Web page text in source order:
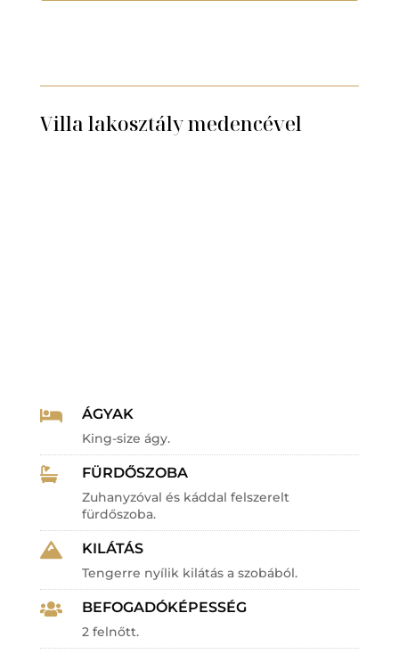
Villa lakosztály medencével
 ÁGYAK
King-size ágy.
 FÜRDŐSZOBA
Zuhanyzóval és káddal felszerelt
fürdőszoba.
 KILÁTÁS
Tengerre nyílik kilátás a szobából.
 BEFOGADÓKÉPESSÉG
2 felnőtt.